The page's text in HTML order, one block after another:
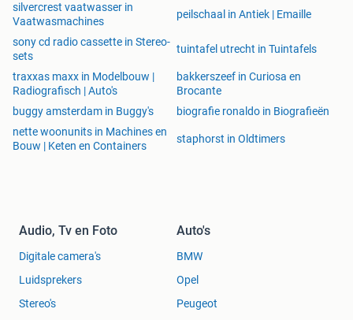
silvercrest vaatwasser in
Vaatwasmachines
peilschaal in Antiek | Emaille
sony cd radio cassette in Stereo-
sets
tuintafel utrecht in Tuintafels
traxxas maxx in Modelbouw |
Radiografisch | Auto's
bakkerszeef in Curiosa en
Brocante
buggy amsterdam in Buggy's
biografie ronaldo in Biografieën
nette woonunits in Machines en
Bouw | Keten en Containers
staphorst in Oldtimers
Audio, Tv en Foto
Digitale camera's
Luidsprekers
Stereo's
Auto's
BMW
Opel
Peugeot